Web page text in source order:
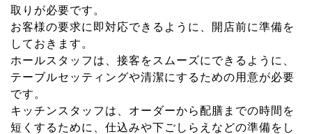
取りが必要です。
お客様の要求に即対応できるように、開店前に準備を
しておきます。
ホールスタッフは、接客をスムーズにできるように、
テーブルセッティングや清潔にするための用意が必要
です。
キッチンスタッフは、オーダーから配膳までの時間を
短くするために、仕込みや下ごしらえなどの準備をし